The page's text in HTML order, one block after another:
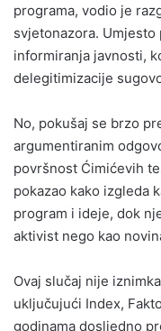
programa, vodio je
svjetonazora.
informiranja javnosti,
delegitimizacije
No, pokušaj se brzo
argumentiranim
površnost Ćimićevih
pokazao kako izgleda
program i ideje, dok
aktivist nego kao
Ovaj slučaj nije
uključujući Index,
godinama dosljedno